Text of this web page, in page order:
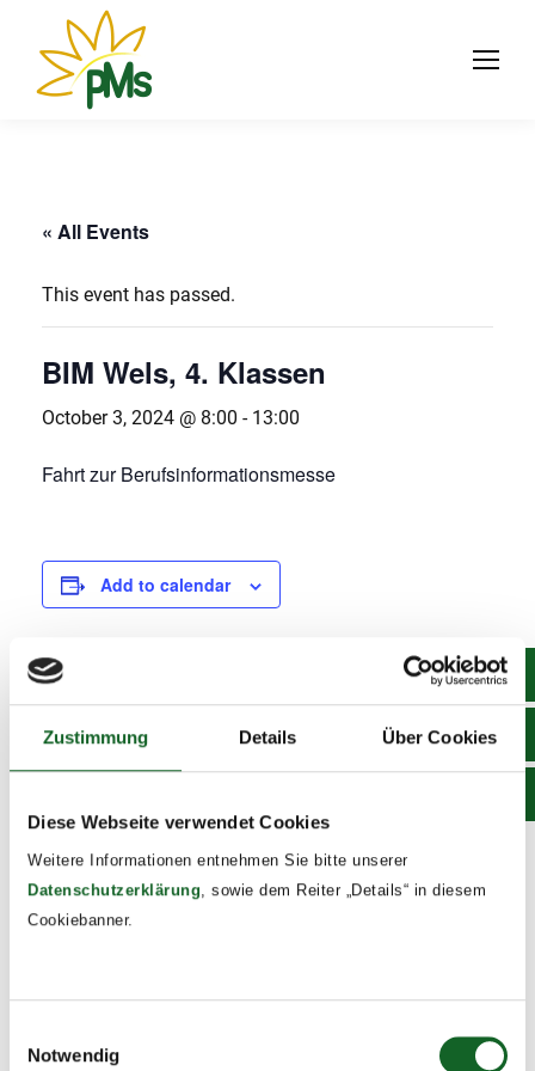
Zustimmung Details Über Cookies
Diese Webseite verwendet Cookies
Weitere Informationen entnehmen Sie bitte unserer
Datenschutzerklärung, sowie dem Reiter „Details“ in diesem
Cookiebanner.
Notwendig
« All Events
This event has passed.
BIM Wels, 4. Klassen
October 3, 2024 @ 8:00 - 13:00
Fahrt zur Berufsinformationsmesse
Add to calendar
Date:
October 3, 2024
Time:
8:00 - 13:00
Event Tags:
2024/25